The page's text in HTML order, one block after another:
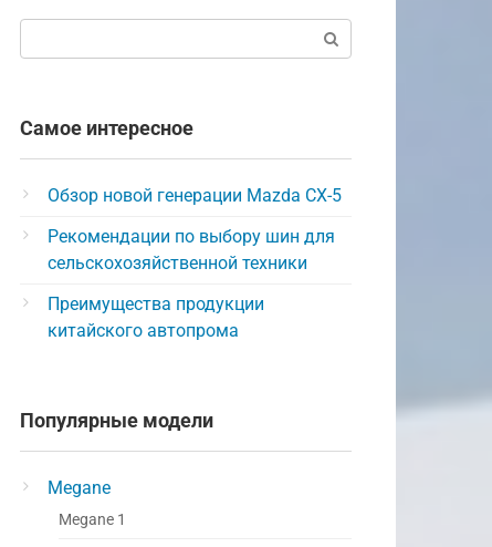
Самое интересное
Обзор новой генерации Mazda CX-5
Рекомендации по выбору шин для
сельскохозяйственной техники
Преимущества продукции
китайского автопрома
Популярные модели
Megane
Megane 1